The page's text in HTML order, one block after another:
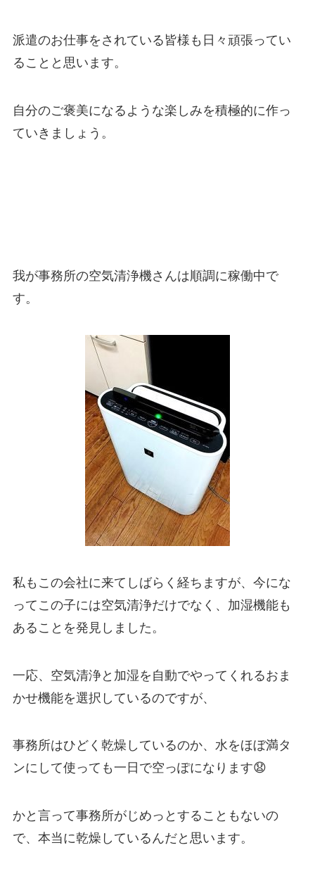
派遣のお仕事をされている皆様も日々頑張ってい
ることと思います。
自分のご褒美になるような楽しみを積極的に作っ
ていきましょう。
我が事務所の空気清浄機さんは順調に稼働中で
す。
私もこの会社に来てしばらく経ちますが、今にな
ってこの子には空気清浄だけでなく、加湿機能も
あることを発見しました。
一応、空気清浄と加湿を自動でやってくれるおま
かせ機能を選択しているのですが、
事務所はひどく乾燥しているのか、水をほぼ満タ
ンにして使っても一日で空っぽになります😧
かと言って事務所がじめっとすることもないの
で、本当に乾燥しているんだと思います。